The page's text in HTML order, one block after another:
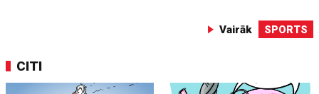
Vairāk SPORTS
CITI